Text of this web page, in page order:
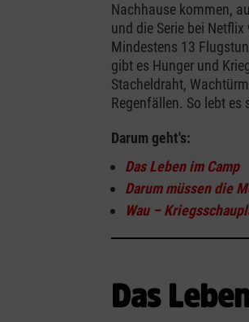
Nachhause kommen,
und die Serie bei
Mindestens 13
gibt es Hunger und
Stacheldraht,
Regenfällen. So lebt es
Darum geht's:
Das Leben im Camp
Darum müssen die
Wau –
Das